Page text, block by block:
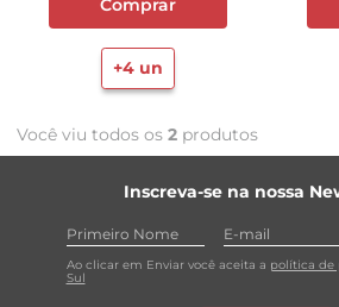
Comprar
+4un
Você viu todos os 2 produtos
Inscreva-se na nossa
Ao clicar em Enviar você aceita a política de
Sul